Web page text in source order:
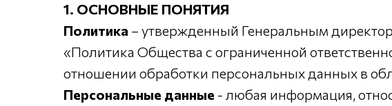
1. ОСНОВНЫЕ ПОНЯТИЯ
Политика – утвержденный Генеральным
«Политика Общества с ограниченной
отношении обработки персональных данных в
Персональные данные - любая информация,